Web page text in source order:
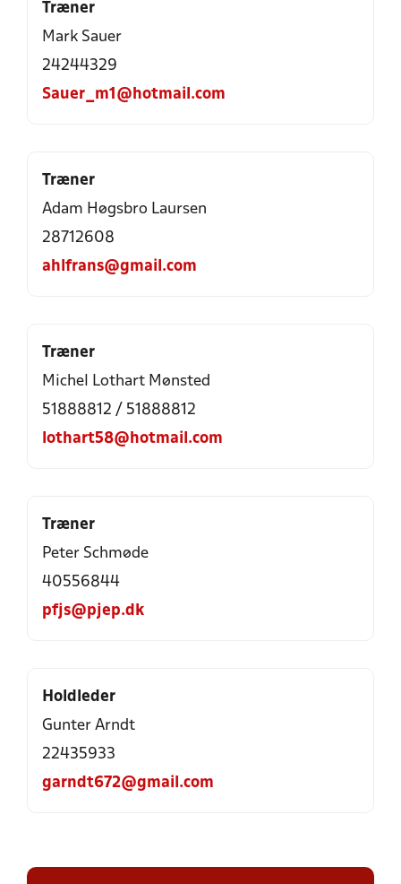
Træner
Mark Sauer
24244329
Sauer_m1@hotmail.com
Træner
Adam Høgsbro Laursen
28712608
ahlfrans@gmail.com
Træner
Michel Lothart Mønsted
51888812 / 51888812
lothart58@hotmail.com
Træner
Peter Schmøde
40556844
pfjs@pjep.dk
Holdleder
Gunter Arndt
22435933
garndt672@gmail.com